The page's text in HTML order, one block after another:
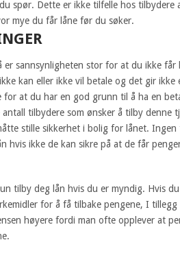
spør. Dette er ikke tilfelle hos tilbydere
mye du får låne før du søker.
er sannsynligheten stor for at du ikke
kan eller ikke vil betale og det gir
for at du har en god grunn til å ha en
tilbydere som ønsker å tilby denne
stille sikkerhet i bolig for lånet. Ingen
hvis ikke de kan sikre på at de får
tilby deg lån hvis du er myndig. Hvis
for å få tilbake pengene, I
høyere fordi man ofte opplever at